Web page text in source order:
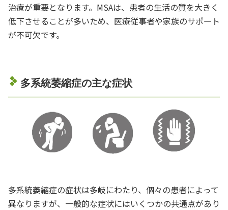
治療が重要となります。MSAは、患者の生活の質を大きく
低下させることが多いため、医療従事者や家族のサポート
が不可欠です。
多系統萎縮症の主な症状
多系統萎縮症の症状は多岐にわたり、個々の患者によって
異なりますが、一般的な症状にはいくつかの共通点があり